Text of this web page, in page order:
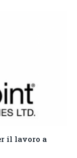
il lavoro a